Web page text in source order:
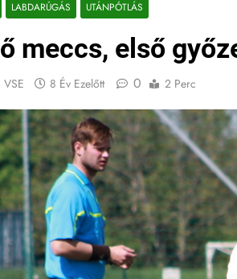
LABDARÚGÁS UTÁNPÓTLÁS
meccs, első
8 Év Ezelőtt 0 2 Perc